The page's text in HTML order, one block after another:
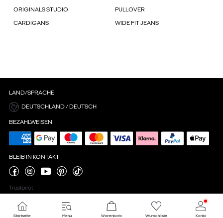
ORIGINALS STUDIO PULLOVER
CARDIGANS WIDE FIT JEANS
LAND/SPRACHE
DEUTSCHLAND / DEUTSCH
BEZAHLWEISEN
BLEIB IN KONTAKT
Trustpilot
Startseite Menu Warenkorb Wunschliste Konto